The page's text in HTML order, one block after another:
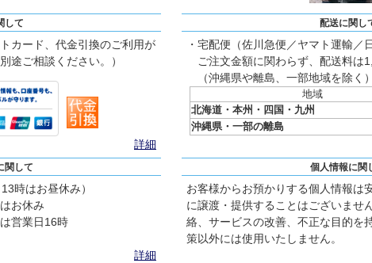
して 配送に関し
カード、代金引換のご利用が
途ご相談ください。）
・宅配便（佐川急便／ヤマト運輸／
ご注文金額に関わらず、配送料は
（沖縄県や離島、一部地域を除く）
地域
北海道・本州・四国・九州
沖縄県・一部の離島
詳細
関して 個人情報に関
時はお昼休み）
お休み
営業日16時
お客様からお預かりする個人情報は
に譲渡・提供することはございませ
絡、サービスの改善、不正な目的を
策以外には使用いたしません。
詳細